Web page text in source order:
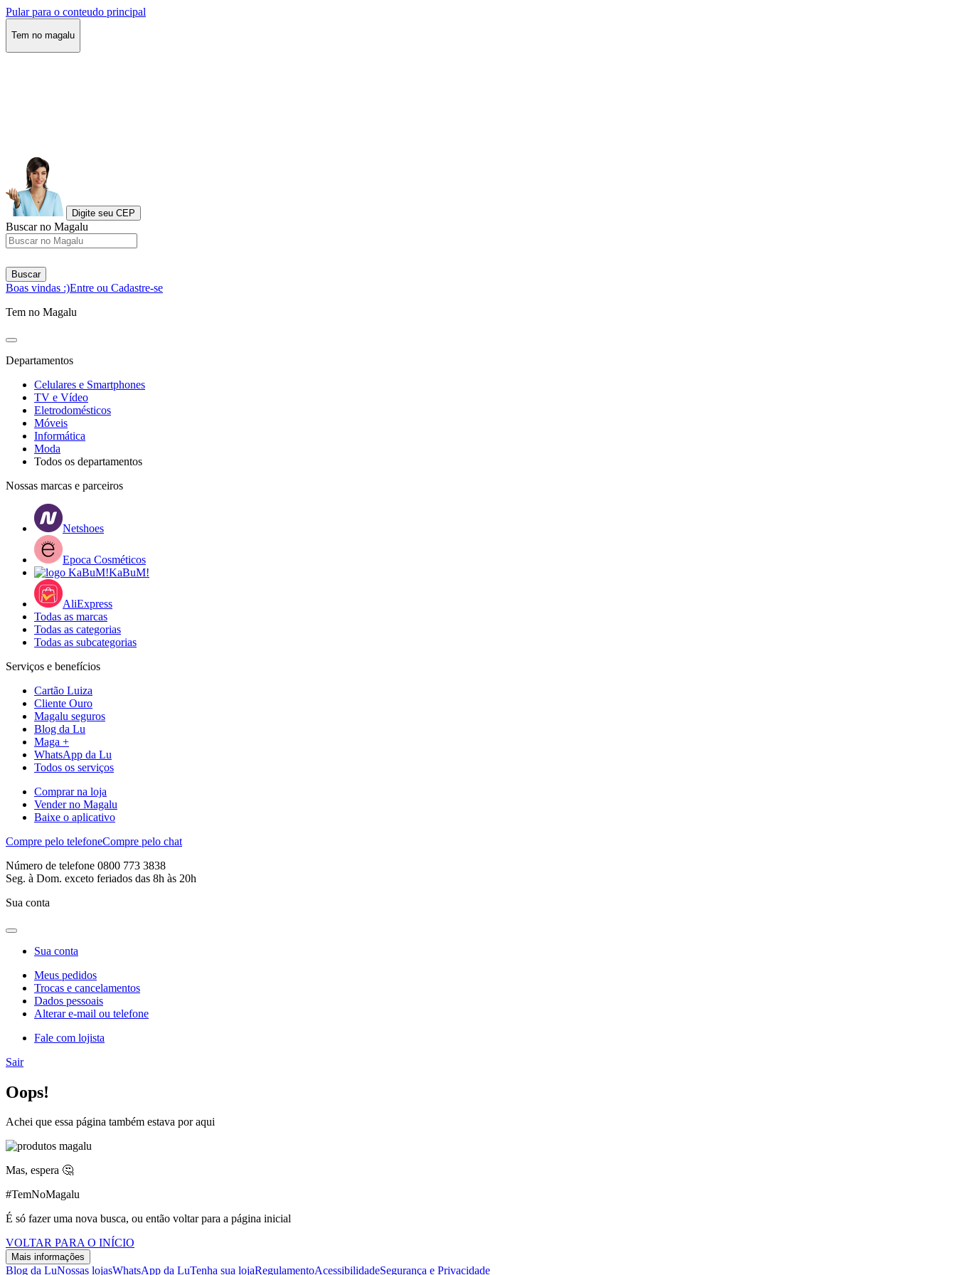
Pular para o conteudo principal
Tem no magalu
Digite seu CEP
Buscar no Magalu
Buscar
Boas vindas :)Entre ou Cadastre-se
Tem no Magalu
Departamentos
Celulares e Smartphones
TV e Vídeo
Eletrodomésticos
Móveis
Informática
Moda
Todos os departamentos
Nossas marcas e parceiros
Netshoes
Epoca Cosméticos
KaBuM!
AliExpress
Todas as marcas
Todas as categorias
Todas as subcategorias
Serviços e benefícios
Cartão Luiza
Cliente Ouro
Magalu seguros
Blog da Lu
Maga +
WhatsApp da Lu
Todos os serviços
Comprar na loja
Vender no Magalu
Baixe o aplicativo
Compre pelo telefoneCompre pelo chat
Número de telefone 0800 773 3838
Seg. à Dom. exceto feriados das 8h às 20h
Sua conta
Sua conta
Meus pedidos
Trocas e cancelamentos
Dados pessoais
Alterar e-mail ou telefone
Fale com lojista
Sair
Oops!
Achei que essa página também estava por aqui
Mas, espera 🤔
#TemNoMagalu
É só fazer uma nova busca, ou então voltar para a página inicial
VOLTAR PARA O INÍCIO
Mais informações
Blog da LuNossas lojasWhatsApp da LuTenha sua lojaRegulamentoAcessibilidadeSegurança e Privacidade